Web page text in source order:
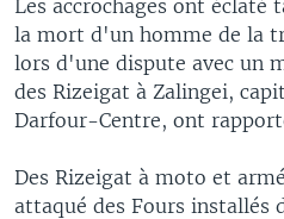
Les accrochages ont éclaté
la mort d'un homme de la
lors d'une dispute avec un
des Rizeigat à Zalingei,
Darfour-Centre, ont
Des Rizeigat à moto et
attaqué des Fours installés